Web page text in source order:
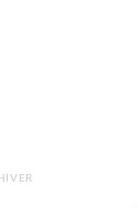
HIVER